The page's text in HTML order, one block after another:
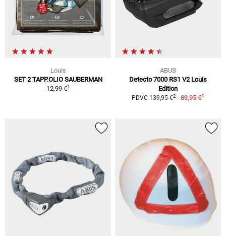
Louis
SET 2 TAPP.OLIO SAUBERMAN
12,99 €1
ABUS
Detecto 7000 RS1 V2 Louis
Edition
PDVC 139,95 €2 89,95 €1